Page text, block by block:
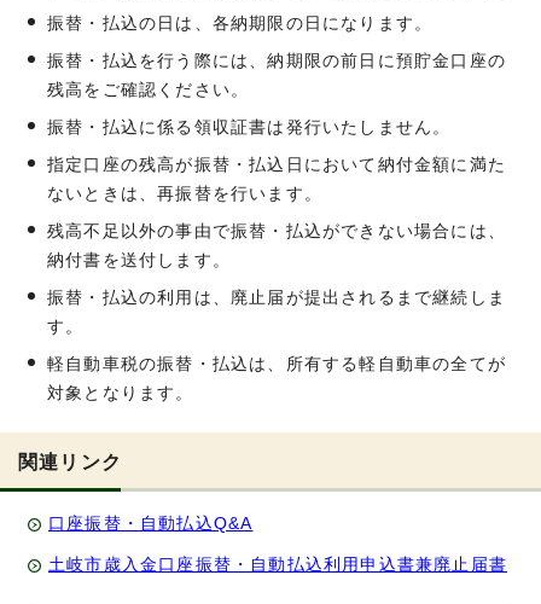
振替・払込の日は、各納期限の日になります。
振替・払込を行う際には、納期限の前日に預貯金口座の
残高をご確認ください。
振替・払込に係る領収証書は発行いたしません。
指定口座の残高が振替・払込日において納付金額に満た
ないときは、再振替を行います。
残高不足以外の事由で振替・払込ができない場合には、
納付書を送付します。
振替・払込の利用は、廃止届が提出されるまで継続しま
す。
軽自動車税の振替・払込は、所有する軽自動車の全てが
対象となります。
関連リンク
口座振替・自動払込Q&A
土岐市歳入金口座振替・自動払込利用申込書兼廃止届書